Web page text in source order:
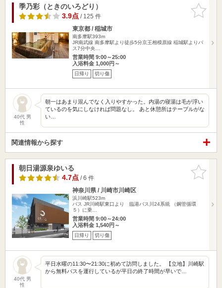
お気に入
りに追加
季乃彩（ときのいろどり）
3.9点/ 125 件
東京都 / 稲城市
南多摩駅393m
JR南武線 南多摩駅より徒歩5分京王相模原線 稲城駅よりバ
ス7分中央…
営業時間 9:00～25:00
入浴料金 1,000円～
日帰り 切り傷
40代 男
性
朝一はあまり混んでなく入りやすかった。内湯の寝湯は毛が浮い
ているのを気にしなければ問題なし。 あと休憩所はテーブルがな
い…
関連情報から探す
お気に入
りに追加
朝日湯源泉ゆいる
4.7点/ 6 件
神奈川県 / 川崎市川崎区
浜川崎駅523m
バス JR川崎駅東口より 臨港バス川24系統 （鋼管循環
５）に乗…
営業時間 9:00～24:00
入浴料金 1,540円～
日帰り 切り傷
40代 男
性
平日水曜の11:30〜21:30に初めて訪問しました。 【立地】川崎駅
から無料バスを運行しているが平日の終了時間が早いで…